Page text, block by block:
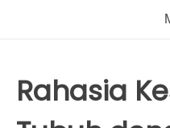
Rahasia